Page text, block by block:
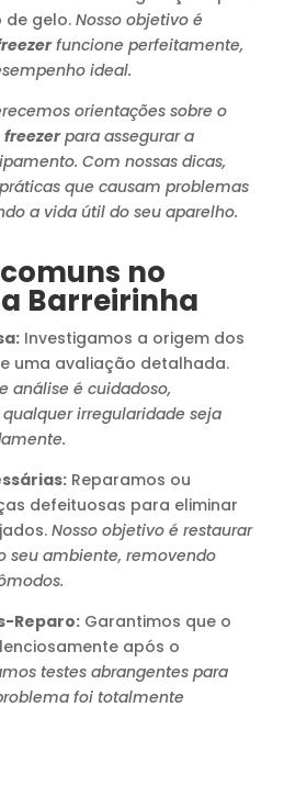
de gelo. Nosso objetivo é
funcione perfeitamente,
ideal.
orientações sobre o
freezerpara assegurar a
Com nossas dicas,
que causam problemas
a vida útil do seu aparelho.
no
Barreirinha
Investigamos a origem dos
uma avaliação detalhada.
análise é cuidadoso,
irregularidade seja
Reparamos ou
defeituosas para eliminar
Nosso objetivo é restaurar
seu ambiente, removendo
Reparo:Garantimos que o
após o
testes abrangentes para
foi totalmente